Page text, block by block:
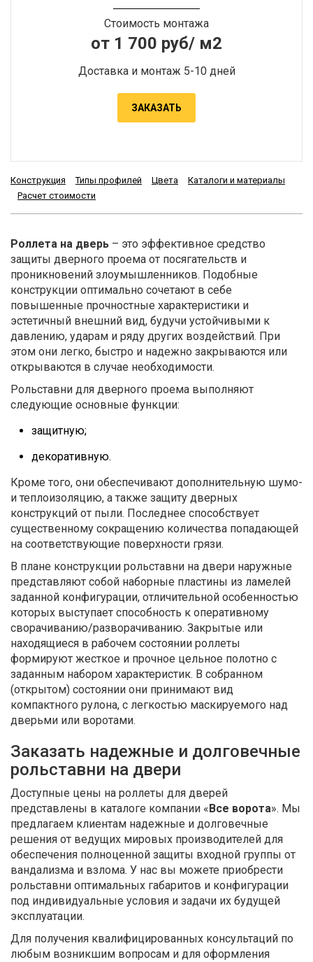
Стоимость монтажа
от 1 700 руб/ м2
Доставка и монтаж 5-10 дней
ЗАКАЗАТЬ
Конструкция Типы профилей Цвета
Каталоги и материалы
Расчет стоимости
Роллета на дверь – это эффективное средство
защиты дверного проема от посягательств и
проникновений злоумышленников. Подобные
конструкции оптимально сочетают в себе
повышенные прочностные характеристики и
эстетичный внешний вид, будучи устойчивыми к
давлению, ударам и ряду других воздействий. При
этом они легко, быстро и надежно закрываются или
открываются в случае необходимости.
Рольставни для дверного проема выполняют
следующие основные функции:
защитную;
декоративную.
Кроме того, они обеспечивают дополнительную шумо-
и теплоизоляцию, а также защиту дверных
конструкций от пыли. Последнее способствует
существенному сокращению количества попадающей
на соответствующие поверхности грязи.
В плане конструкции рольставни на двери наружные
представляют собой наборные пластины из ламелей
заданной конфигурации, отличительной особенностью
которых выступает способность к оперативному
сворачиванию/разворачиванию. Закрытые или
находящиеся в рабочем состоянии роллеты
формируют жесткое и прочное цельное полотно с
заданным набором характеристик. В собранном
(открытом) состоянии они принимают вид
компактного рулона, с легкостью маскируемого над
дверьми или воротами.
Заказать надежные и долговечные
рольставни на двери
Доступные цены на роллеты для дверей
представлены в каталоге компании «Все ворота». Мы
предлагаем клиентам надежные и долговечные
решения от ведущих мировых производителей для
обеспечения полноценной защиты входной группы от
вандализма и взлома. У нас вы можете приобрести
рольставни оптимальных габаритов и конфигурации
под индивидуальные условия и задачи их будущей
эксплуатации.
Для получения квалифицированных консультаций по
любым возникшим вопросам и для оформления